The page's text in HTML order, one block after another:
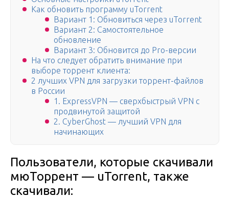
Как обновить программу uTorrent
Вариант 1: Обновиться через uTorrent
Вариант 2: Самостоятельное
обновление
Вариант 3: Обновится до Pro-версии
На что следует обратить внимание при
выборе торрент клиента:
2 лучших VPN для загрузки торрент-файлов
в России
1. ExpressVPN — сверхбыстрый VPN с
продвинутой защитой
2. CyberGhost — лучший VPN для
начинающих
Пользователи, которые скачивали
мюТоррент — uTorrent, также
скачивали: